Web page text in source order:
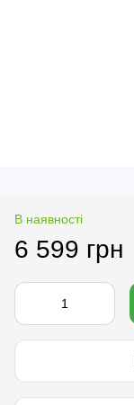
В наявності
6 599 грн